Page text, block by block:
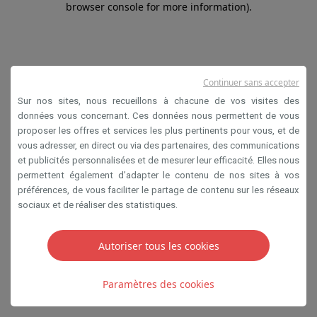
browser console for more information).
Sur nos sites, nous recueillons à chacune de vos visites des
données vous concernant. Ces données nous permettent de vous
proposer les offres et services les plus pertinents pour vous, et de
vous adresser, en direct ou via des partenaires, des communications
et publicités personnalisées et de mesurer leur efficacité. Elles nous
permettent également d’adapter le contenu de nos sites à vos
préférences, de vous faciliter le partage de contenu sur les réseaux
sociaux et de réaliser des statistiques.
Autoriser tous les cookies
Paramètres des cookies
Continuer sans accepter